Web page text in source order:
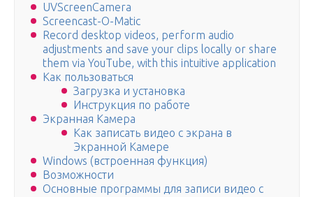
UVScreenCamera
Screencast-O-Matic
Record desktop videos, perform audio
adjustments and save your clips locally or share
them via YouTube, with this intuitive application
Как пользоваться
Загрузка и установка
Инструкция по работе
Экранная Камера
Как записать видео с экрана в
Экранной Камере
Windows (встроенная функция)
Возможности
Основные программы для записи видео с